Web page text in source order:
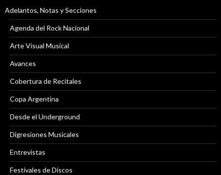
Adelantos, Notas y Secciones
Agenda del Rock Nacional
Arte Visual Musical
Avances
Cobertura de Recitales
Copa Argentina
Desde el Underground
Digresiones Musicales
Entrevistas
Festivales de Discos